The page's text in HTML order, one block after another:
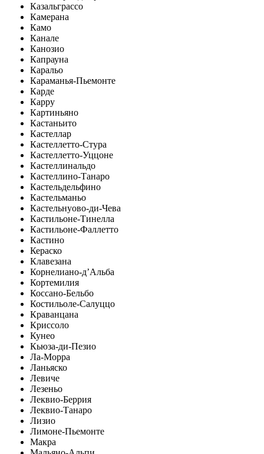
Казальграссо
Камерана
Камо
Канале
Канозио
Капрауна
Каральо
Караманья-Пьемонте
Карде
Карру
Картиньяно
Кастаньито
Кастеллар
Кастеллетто-Стура
Кастеллетто-Уццоне
Кастеллинальдо
Кастеллино-Танаро
Кастельдельфино
Кастельманьо
Кастельнуово-ди-Чева
Кастильоне-Тинелла
Кастильоне-Фаллетто
Кастино
Кераско
Клавезана
Корнелиано-д’Альба
Кортемилия
Коссано-Бельбо
Костильоле-Салуццо
Краванцана
Криссоло
Кунео
Кьюза-ди-Пезио
Ла-Морра
Ланьяско
Левиче
Лезеньо
Леквио-Беррия
Леквио-Танаро
Лизио
Лимоне-Пьемонте
Макра